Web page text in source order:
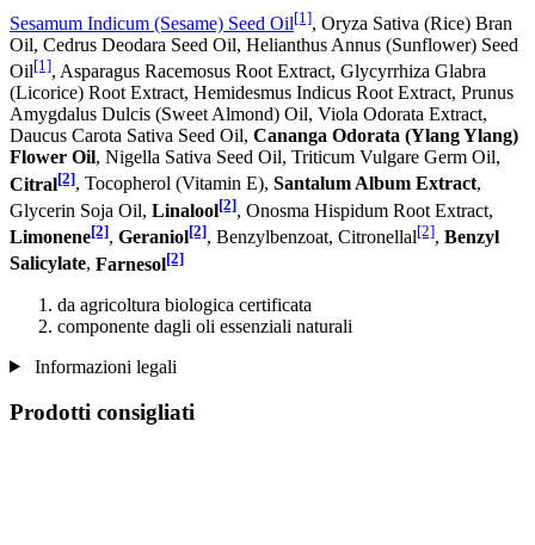
Sesamum Indicum (Sesame) Seed Oil[1], Oryza Sativa (Rice) Bran
Oil, Cedrus Deodara Seed Oil, Helianthus Annus (Sunflower) Seed
Oil[1], Asparagus Racemosus Root Extract, Glycyrrhiza Glabra
(Licorice) Root Extract, Hemidesmus Indicus Root Extract, Prunus
Amygdalus Dulcis (Sweet Almond) Oil, Viola Odorata Extract,
Daucus Carota Sativa Seed Oil, Cananga Odorata (Ylang Ylang)
Flower Oil, Nigella Sativa Seed Oil, Triticum Vulgare Germ Oil,
Citral[2], Tocopherol (Vitamin E), Santalum Album Extract,
Glycerin Soja Oil, Linalool[2], Onosma Hispidum Root Extract,
Limonene[2], Geraniol[2], Benzylbenzoat, Citronellal[2], Benzyl
Salicylate, Farnesol[2]
da agricoltura biologica certificata
componente dagli oli essenziali naturali
Informazioni legali
Prodotti consigliati